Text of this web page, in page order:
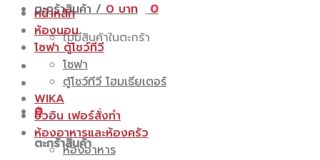
ตะกร้าสินค้า /0
0
ไม่มีสินค้าในตะกร้า
0
ตะกร้าสินค้า
หน้าหลัก
ห้องนอน
โซฟา ตู้โชว์ทีวี
โซฟา
ตู้โชว์ทีวี โฮมเธียเตอร์
WIKA
บิ้วอิน เฟอร์สั่งทำ
ห้องอาหารและห้องครัว
ห้องอาหาร